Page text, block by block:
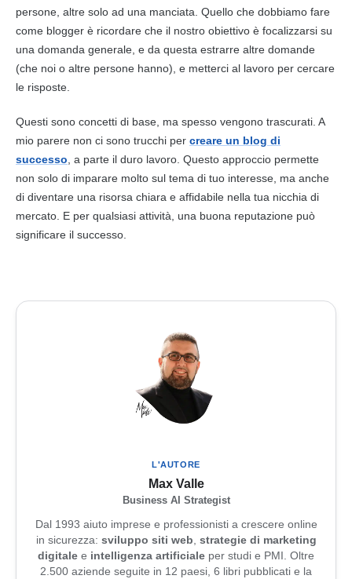
persone, altre solo ad una manciata. Quello che dobbiamo fare
come blogger è ricordare che il nostro obiettivo è focalizzarsi su
una domanda generale, e da questa estrarre altre domande
(che noi o altre persone hanno), e metterci al lavoro per cercare
le risposte.
Questi sono concetti di base, ma spesso vengono trascurati. A
mio parere non ci sono trucchi per creare un blog di
successo , a parte il duro lavoro. Questo approccio permette
non solo di imparare molto sul tema di tuo interesse, ma anche
di diventare una risorsa chiara e affidabile nella tua nicchia di
mercato. E per qualsiasi attività, una buona reputazione può
significare il successo.
L'AUTORE
Max Valle
Business AI Strategist
Dal 1993 aiuto imprese e professionisti a crescere online
in sicurezza: sviluppo siti web, strategie di marketing
digitale e intelligenza artificiale per studi e PMI. Oltre
2.500 aziende seguite in 12 paesi, 6 libri pubblicati e la